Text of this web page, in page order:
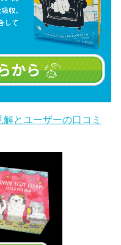
とユーザーの口コミ